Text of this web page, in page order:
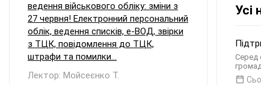
Усі
Серед
ведення військового обліку: зміни з
27 червня! Електронний персональний
облік, ведення списків, е-ВОД, звірки
з ТЦК, повідомлення до ТЦК,
штрафи та помилки...
Лектор: Мойсеєнко Т.